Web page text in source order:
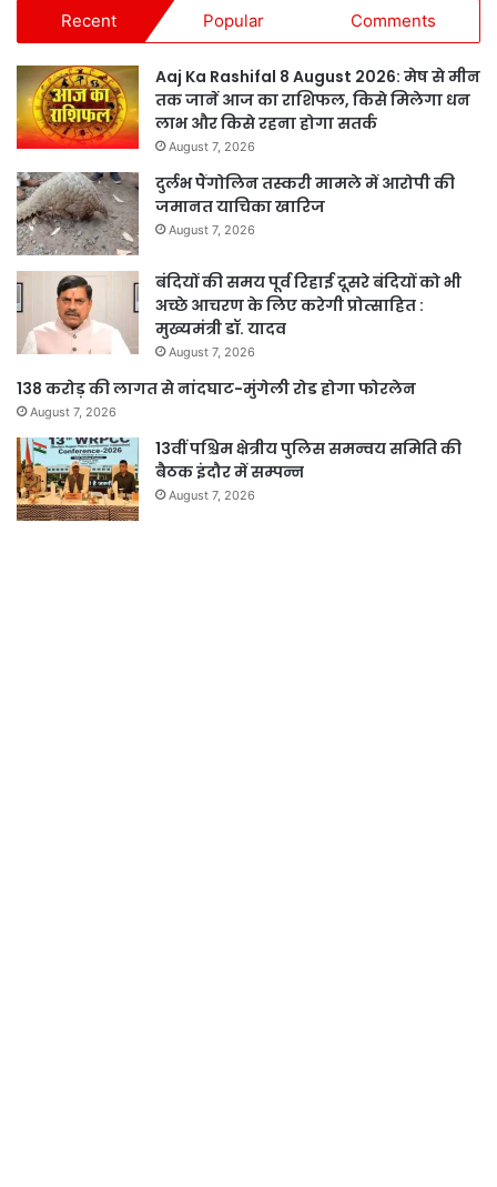
Recent Popular Comments
Aaj Ka Rashifal 8 August 2026: मेष से मीन
तक जानें आज का राशिफल, किसे मिलेगा धन
लाभ और किसे रहना होगा सतर्क
August 7, 2026
दुर्लभ पैंगोलिन तस्करी मामले में आरोपी की
जमानत याचिका खारिज
August 7, 2026
बंदियों की समय पूर्व रिहाई दूसरे बंदियों को भी
अच्छे आचरण के लिए करेगी प्रोत्साहित :
मुख्यमंत्री डॉ. यादव
August 7, 2026
138 करोड़ की लागत से नांदघाट-मुंगेली रोड होगा फोरलेन
August 7, 2026
13वीं पश्चिम क्षेत्रीय पुलिस समन्वय समिति की
बैठक इंदौर में सम्पन्न
August 7, 2026